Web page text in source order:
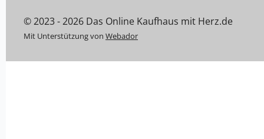
© 2023 - 2026 Das Online Kaufhaus mit Herz.de
Mit Unterstützung von Webador